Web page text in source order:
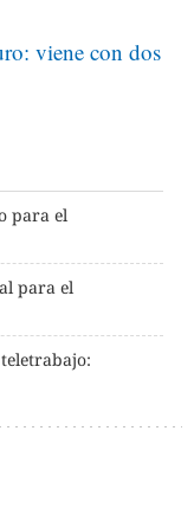
viene con dos
para el
para el